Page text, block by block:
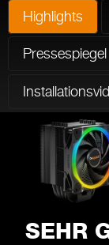
Highlights
Pressespiegel
SEHR